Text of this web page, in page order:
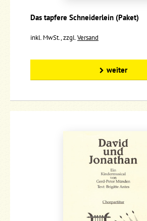
Das tapfere Schneiderlein (Paket)
inkl. MwSt., zzgl.Versand
weiter